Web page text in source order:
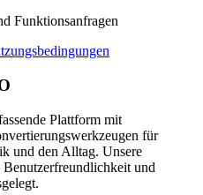
Funktionsanfragen
Plattform mit
für
und den Alltag. Unsere
und